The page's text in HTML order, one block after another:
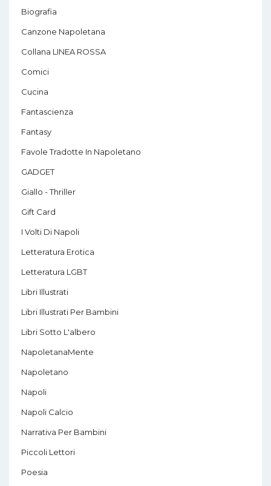
Biografia
Canzone Napoletana
Collana LINEA ROSSA
Comici
Cucina
Fantascienza
Fantasy
Favole Tradotte In Napoletano
GADGET
Giallo - Thriller
Gift Card
I Volti Di Napoli
Letteratura Erotica
Letteratura LGBT
Libri Illustrati
Libri Illustrati Per Bambini
Libri Sotto L'albero
NapoletanaMente
Napoletano
Napoli
Napoli Calcio
Narrativa Per Bambini
Piccoli Lettori
Poesia